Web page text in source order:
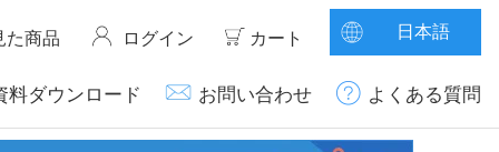
た商品 ログイン カート 日本語
料ダウンロード お問い合わせ よくある質問